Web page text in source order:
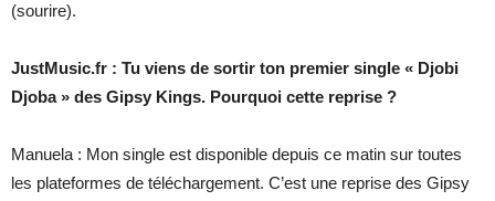
(sourire).
JustMusic.fr : Tu viens de sortir ton premier single « Djobi
Djoba » des Gipsy Kings. Pourquoi cette reprise ?
Manuela : Mon single est disponible depuis ce matin sur toutes
les plateformes de téléchargement. C’est une reprise des Gipsy